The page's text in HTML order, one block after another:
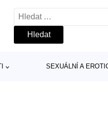
Vyhledávání
SEXUÁLNÍ A